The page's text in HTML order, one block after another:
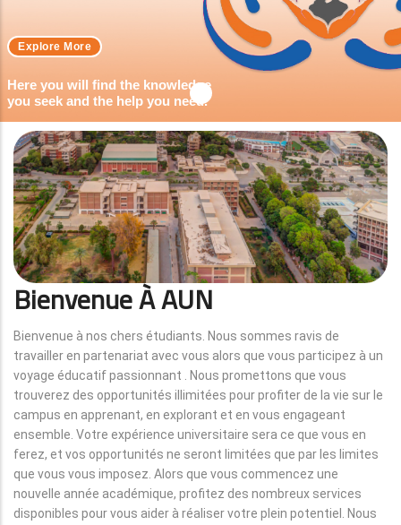
Here you will find the knowledge
you seek and the help you need.
Explore More
Bienvenue À AUN
Bienvenue à nos chers étudiants. Nous sommes ravis de
travailler en partenariat avec vous alors que vous participez à un
voyage éducatif passionnant . Nous promettons que vous
trouverez des opportunités illimitées pour profiter de la vie sur le
campus en apprenant, en explorant et en vous engageant
ensemble. Votre expérience universitaire sera ce que vous en
ferez, et vos opportunités ne seront limitées que par les limites
que vous vous imposez. Alors que vous commencez une
nouvelle année académique, profitez des nombreux services
disponibles pour vous aider à réaliser votre plein potentiel. Nous